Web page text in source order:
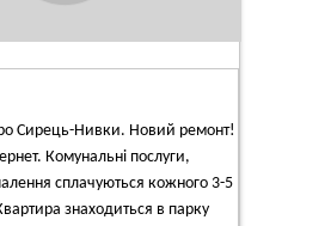
Сирець-Нивки. Новий ремонт!
Комунальні послуги,
сплачуються кожного 3-5
знаходиться в парку